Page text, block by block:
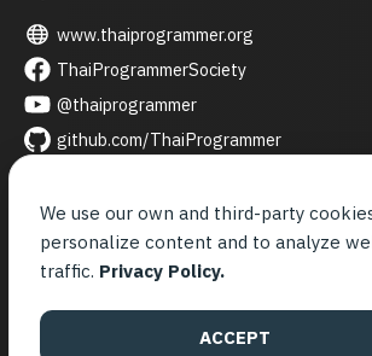
www.thaiprogrammer.org
ThaiProgrammerSociety
@thaiprogrammer
github.com/ThaiProgrammer
thai_programmer
contact@thaiprogrammer.org
9.00 - 21.00 น.
We use our own and third-party
personalize content and to analyze
traffic. Privacy Policy.
ACCEPT